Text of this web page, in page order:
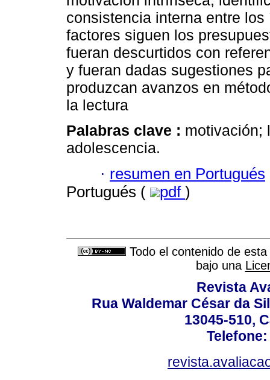
consistencia interna entre
factores siguen los
fueran descurtidos con
y fueran dadas sugestiones
produzcan avanzos en
la lectura
Palabras clave : motivación;
adolescencia.
· resumen en Portugués
Portugués (
pdf )
Todo el contenido de
bajo una
Revista
Rua Waldemar César da
13045-510,
Telefone: